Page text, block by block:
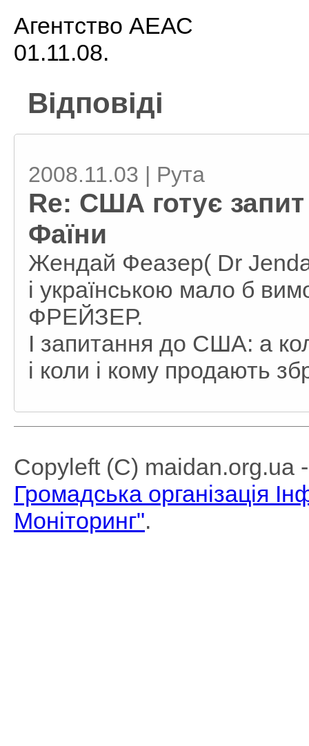
Агентство АЕАС
01.11.08.
Відповіді
2008.11.03 | Рута
Re: США готує запит
Фаїни
Жендай Феазер( Dr
і українською мало б
ФРЕЙЗЕР.
І запитання до США: а
і коли і кому продають
Copyleft (C) maidan.org.ua
Громадська організація
Моніторинг".